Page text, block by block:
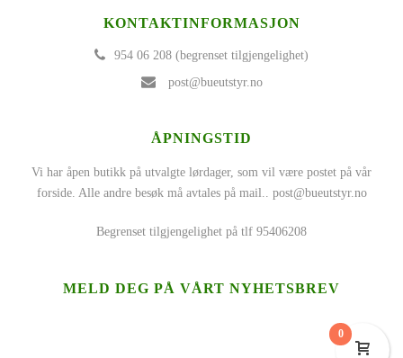
KONTAKTINFORMASJON
954 06 208 (begrenset tilgjengelighet)
post@bueutstyr.no
ÅPNINGSTID
Vi har åpen butikk på utvalgte lørdager, som vil være postet på vår
forside. Alle andre besøk må avtales på mail.. post@bueutstyr.no
Begrenset tilgjengelighet på tlf 95406208
MELD DEG PÅ VÅRT NYHETSBREV
0